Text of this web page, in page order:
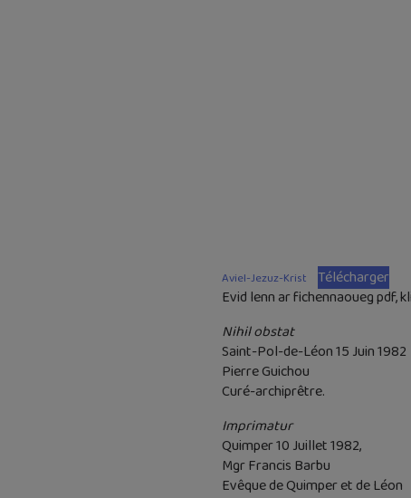
Aviel-Jezuz-Krist
Télécharger
Evid lenn ar fichennaoueg pdf,
Nihil obstat
Saint-Pol-de-Léon 15 Juin 1982
Pierre Guichou
Curé-archiprêtre.
Imprimatur
Quimper 10 Juillet 1982,
Mgr Francis Barbu
Evêque de Quimper et de Léon